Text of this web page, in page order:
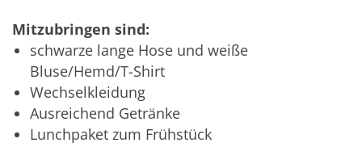
Mitzubringen sind:
schwarze lange Hose und weiße
Bluse/Hemd/T-Shirt
Wechselkleidung
Ausreichend Getränke
Lunchpaket zum Frühstück